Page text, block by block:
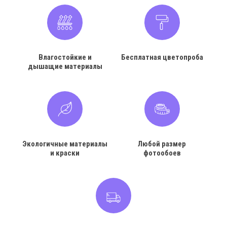
Влагостойкие и
дышащие материалы
Бесплатная цветопроба
Экологичные материалы
и краски
Любой размер
фотообоев